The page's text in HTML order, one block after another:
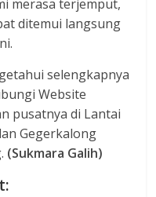
merasa terjemput,
ditemui langsung
selengkapnya
Website
pusatnya di Lantai
Gegerkalong
(Sukmara Galih)